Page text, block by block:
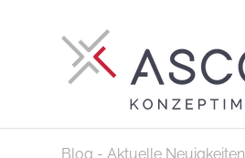
Blog - Aktuelle Neuigkeiten